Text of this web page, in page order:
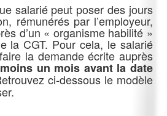
salarié peut poser des jours
rémunérés par l’employeur,
d’un « organisme habilité »
la CGT. Pour cela, le salarié
la demande écrite auprès
un mois avant la date
ci-dessous le modèle